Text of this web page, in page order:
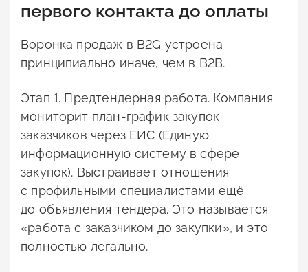
первого контакта до оплаты
Воронка продаж в B2G устроена
принципиально иначе, чем в B2B.
Этап 1. Предтендерная работа. Компания
мониторит план-график закупок
заказчиков через ЕИС (Единую
информационную систему в сфере
закупок). Выстраивает отношения
с профильными специалистами ещё
до объявления тендера. Это называется
«работа с заказчиком до закупки», и это
полностью легально.